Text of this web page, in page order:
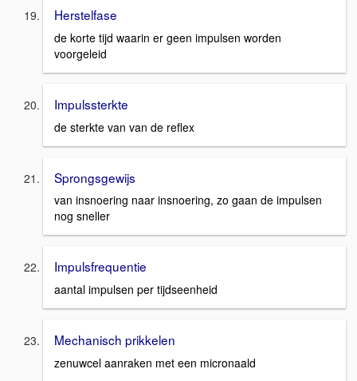
Herstelfase
de korte tijd waarin er geen impulsen worden
voorgeleid
Impulssterkte
de sterkte van van de reflex
Sprongsgewijs
van insnoering naar insnoering, zo gaan de impulsen
nog sneller
Impulsfrequentie
aantal impulsen per tijdseenheid
Mechanisch prikkelen
zenuwcel aanraken met een micronaald